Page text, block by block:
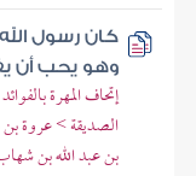
كان رسول
وهو يحب أن
إتحاف المهرة
الصديقة > عروة بن
بن عبد الله بن